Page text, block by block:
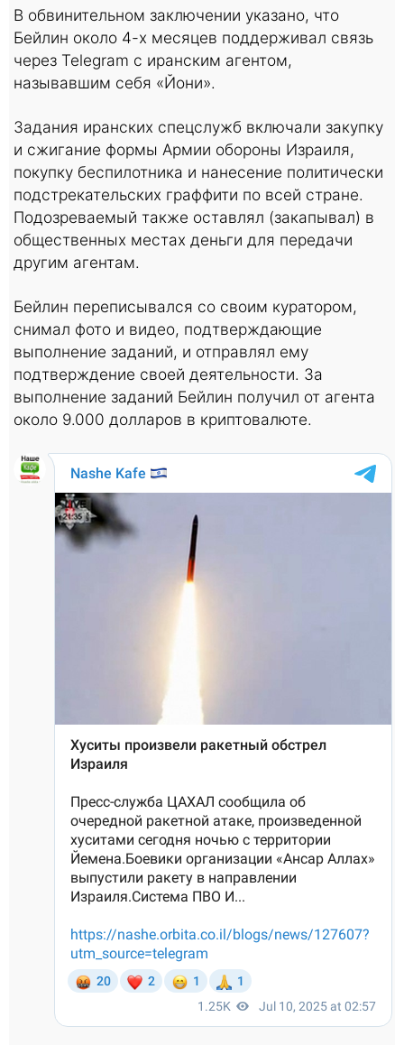
В обвинительном заключении указано, что
Бейлин около 4-х месяцев поддерживал связь
через Telegram с иранским агентом,
называвшим себя «Йони».
Задания иранских спецслужб включали закупку
и сжигание формы Армии обороны Израиля,
покупку беспилотника и нанесение политически
подстрекательских граффити по всей стране.
Подозреваемый также оставлял (закапывал) в
общественных местах деньги для передачи
другим агентам.
Бейлин переписывался cо своим куратором,
снимал фото и видео, подтверждающие
выполнение заданий, и отправлял ему
подтверждение своей деятельности. За
выполнение заданий Бейлин получил от агента
около 9.000 долларов в криптовалюте.